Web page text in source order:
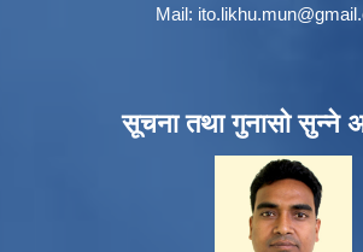
Mail:
सूचना तथा गुनासो सुन्ने